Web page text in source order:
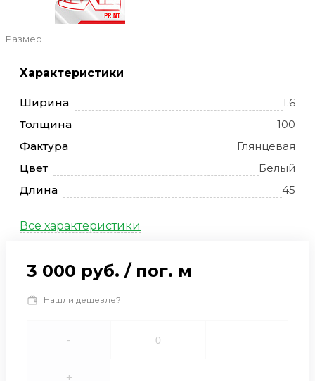
Размер
Характеристики
Ширина
1.6
Толщина
100
Фактура
Глянцевая
Цвет
Белый
Длина
45
Все характеристики
3 000 руб. / пог. м
Нашли дешевле?
-
+